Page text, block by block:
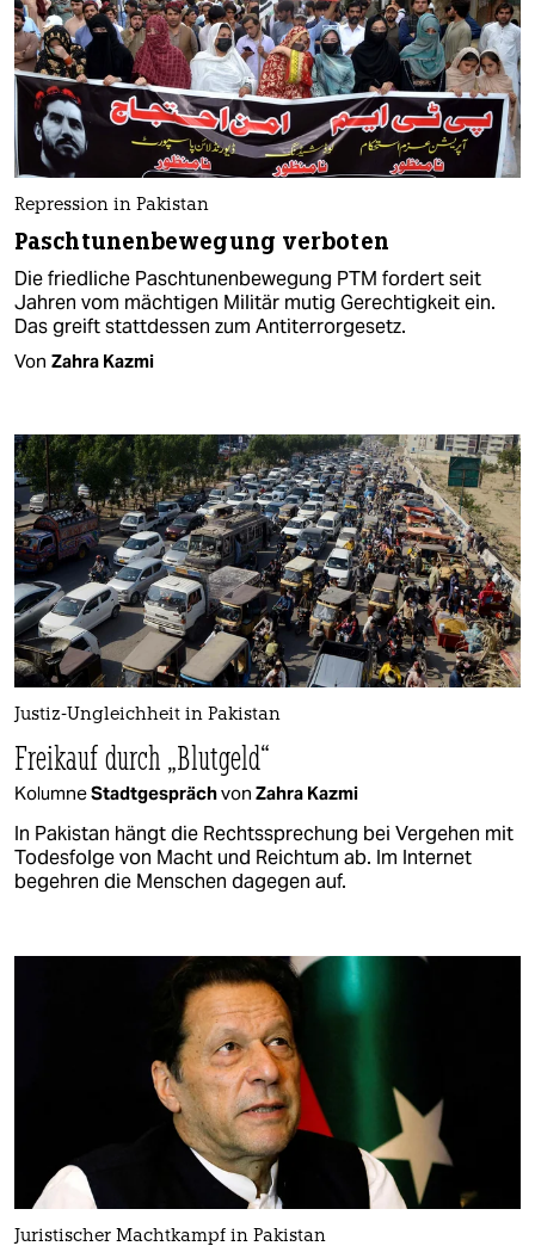
Repression in Pakistan
Paschtunenbewegung verboten
Die friedliche Paschtunenbewegung PTM fordert seit
Jahren vom mächtigen Militär mutig Gerechtigkeit ein.
Das greift stattdessen zum Antiterrorgesetz.
Von Zahra Kazmi
Justiz-Ungleichheit in Pakistan
Freikauf durch „Blutgeld“
KolumneStadtgesprächvon Zahra Kazmi
In Pakistan hängt die Rechtssprechung bei Vergehen mit
Todesfolge von Macht und Reichtum ab. Im Internet
begehren die Menschen dagegen auf.
Juristischer Machtkampf in Pakistan